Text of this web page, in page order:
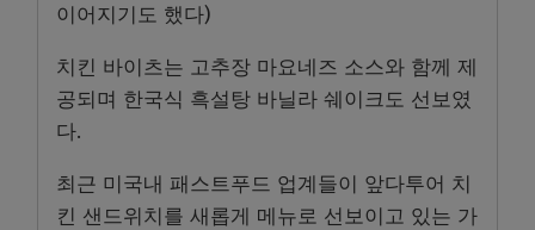
이어지기도 했다)
치킨 바이츠는 고추장 마요네즈 소스와 함께 제
공되며 한국식 흑설탕 바닐라 쉐이크도 선보였
다.
최근 미국내 패스트푸드 업계들이 앞다투어 치
킨 샌드위치를 새롭게 메뉴로 선보이고 있는 가